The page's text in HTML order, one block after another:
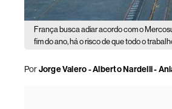
França busca adiar acordo com o
fim do ano, há o risco de que todo o
PorJorge Valero - Alberto Nardelli -